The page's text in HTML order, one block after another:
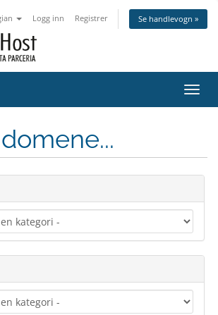
Logg inn Registrer Se handlevogn »
Bytt